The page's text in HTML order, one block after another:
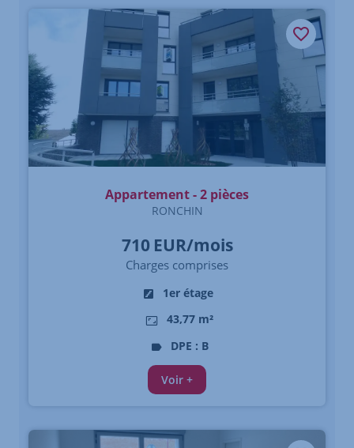
Appartement - 2 pièces
RONCHIN
710 EUR/mois
Charges comprises
1er étage
43,77 m²
DPE : B
Voir +